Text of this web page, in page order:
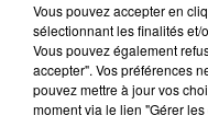
À LA UNE
12h21
Vous pouvez accepter en
sélectionnant les finalités et/
Vous pouvez également
accepter". Vos préférences
pouvez mettre à jour vos
moment via le lien "Gérer